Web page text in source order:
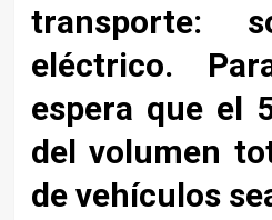
transporte:
eléctrico.
espera que el
del volumen
de vehículos